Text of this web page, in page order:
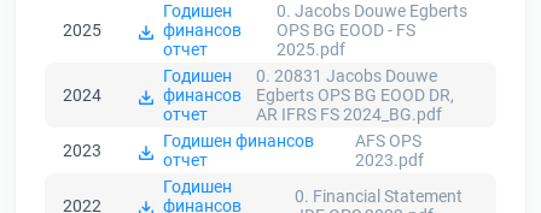
2025
Годишен
финансов
отчет
0. Jacobs Douwe Egberts
OPS BG EOOD - FS
2025.pdf
2024
Годишен
финансов
отчет
0. 20831 Jacobs Douwe
Egberts OPS BG EOOD DR,
AR IFRS FS 2024_BG.pdf
2023
Годишен финансов
отчет
AFS OPS
2023.pdf
2022
Годишен
финансов
0. Financial Statement